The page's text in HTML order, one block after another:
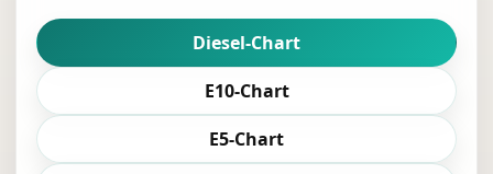
Diesel-Chart
E10-Chart
E5-Chart